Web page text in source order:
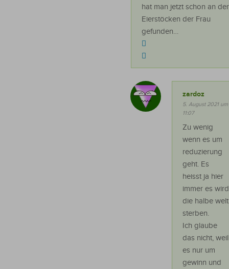
hat man jetzt schon an der
Eierstöcken der Frau
gefunden…
zardoz
5. August 2021 um
11:07
Zu wenig
wenn es um
reduzierung
geht. Es
heisst ja hier
immer es wird
die halbe welt
sterben.
Ich glaube
das nicht, weil
es nur um
gewinn und